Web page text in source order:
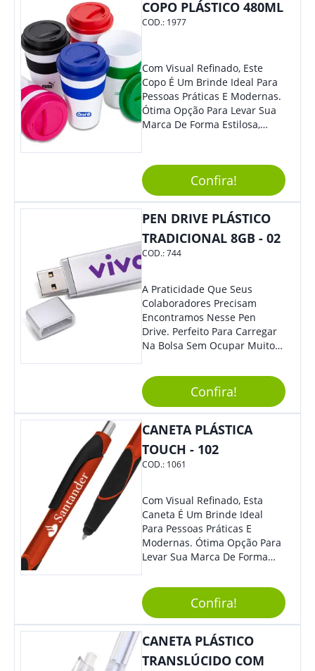
COPO PLÁSTICO 480ML
COD.: 1977
Com Visual Refinado, Este
Copo É Um Brinde Ideal Para
Pessoas Práticas E Modernas.
Ótima Opção Para Levar Sua
Marca De Forma Estilosa,
Reuniões Corporativas Ou Até
Mesmo Para Presentear
Colaboradores.
Confira!
PEN DRIVE PLÁSTICO
TRADICIONAL 8GB - 02
COD.:744
A Praticidade Que Seus
Colaboradores Precisam
Encontramos Nesse Pen
Drive. Perfeito Para Carregar
Na Bolsa Sem Ocupar Muito
Qualquer Lugar Todos Os
Arquivos Desejados. Ideal
Para Oferecer Em Eventos E
Feiras De Exposições.
Confira!
CANETA PLÁSTICA
TOUCH - 102
COD.: 1061
Com Visual Refinado, Esta
Caneta É Um Brinde Ideal
Para Pessoas Práticas E
Modernas. Ótima Opção Para
Levar Sua Marca De Forma
Sua Empresa Em Eventos,
Reuniões Corporativas Ou Até
Mesmo Para Presentear
Colaboradores E Parceiros De
Sua Empresa.
Confira!
CANETA PLÁSTICO
TRANSLÚCIDO COM